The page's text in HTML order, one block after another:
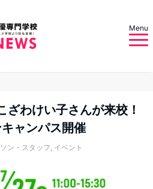
Menu
わけい子さんが来校！
ャンパス開催
ン・スタッフ, イベント